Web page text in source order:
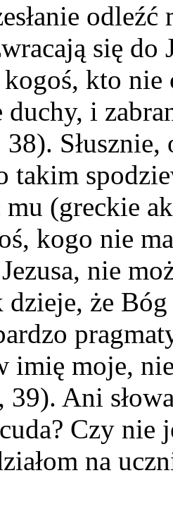
się do
kto
duchy, i
Słusznie,
takim
(greckie
kogo nie
nie
dzieje, że
imię moje,
Ani
Czy nie
na